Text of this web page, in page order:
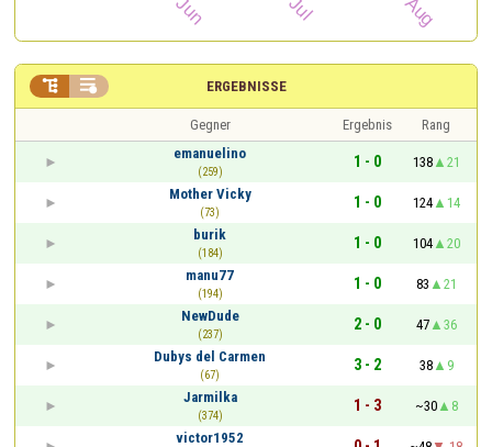
ERGEBNISSE
 
Gegner Ergebnis
Rang
emanuelino
(259)
1 - 0 138
21
Mother Vicky
(73)
1 - 0 124
14
burik
(184)
1 - 0 104
20
manu77
(194)
1 - 0 83
21
NewDude
(237)
2 - 0 47
36
Dubys del Carmen
(67)
3 - 2 38
9
Jarmilka
(374)
1 - 3 ~30
8
victor1952